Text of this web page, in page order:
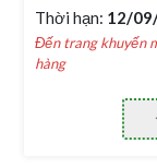
Thời hạn: 12/
Đến trang khuyến
hàng